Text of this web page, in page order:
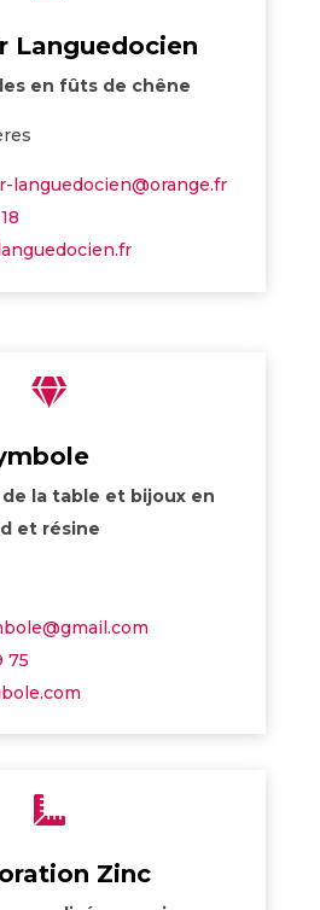
Languedocien
en fûts de chêne
languedocien@orange.fr

la table et bijoux en
et résine
75

Zinc